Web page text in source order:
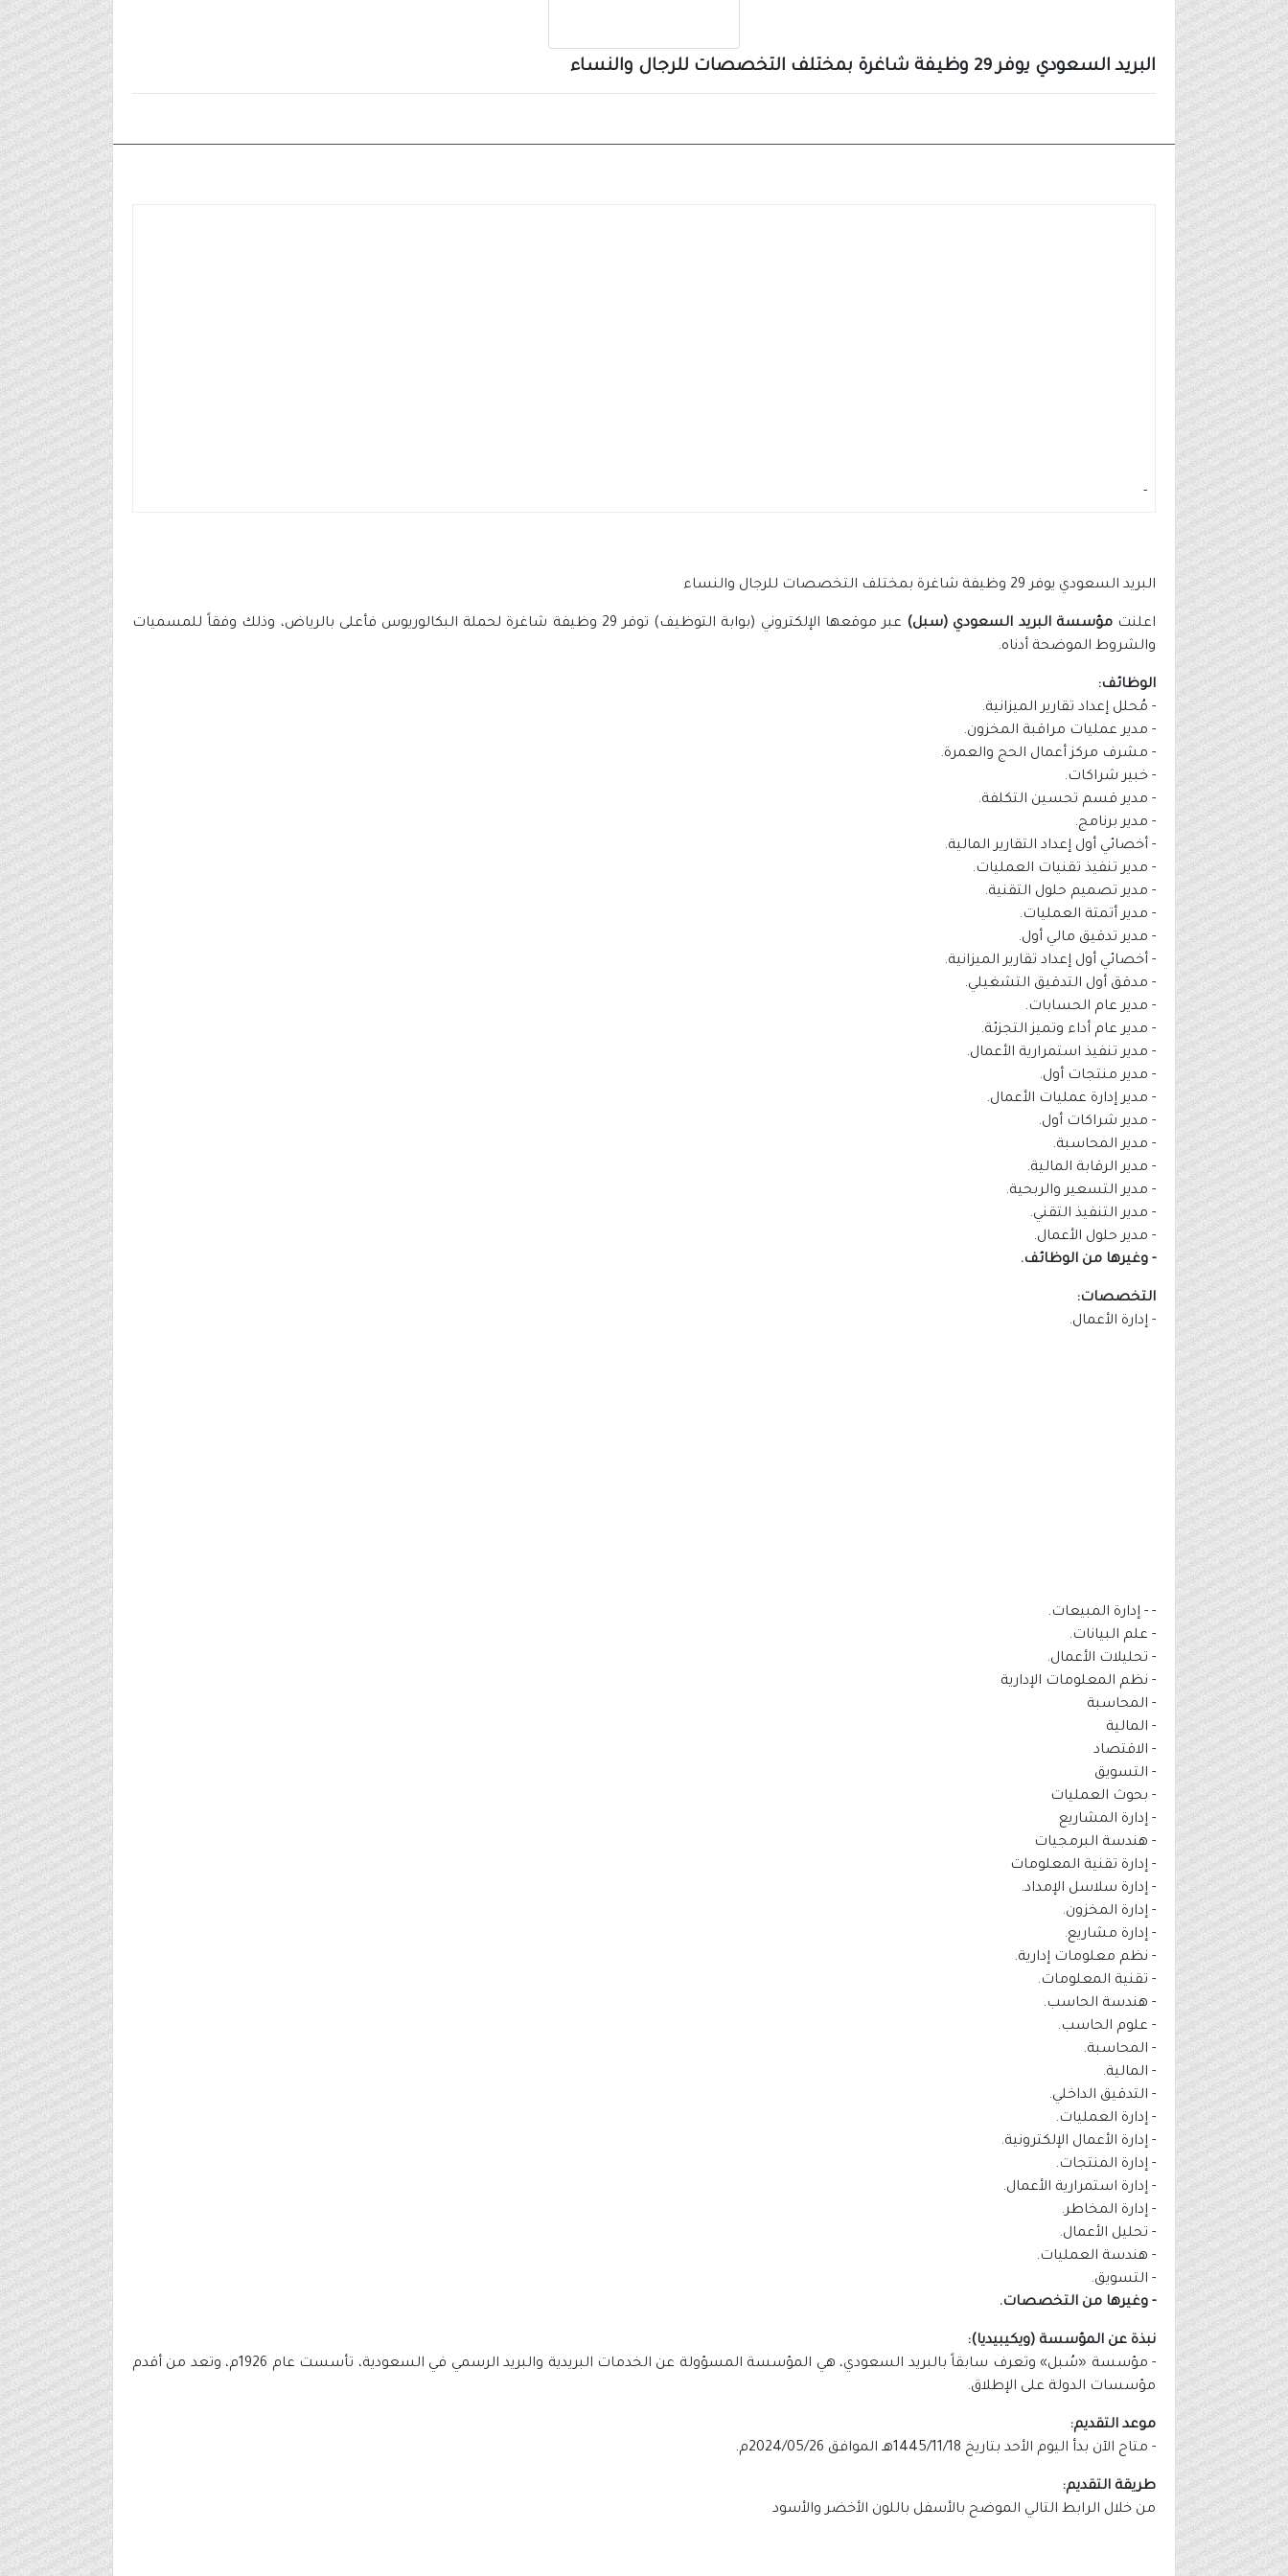
البريد السعودي يوفر 29 وظيفة شاغرة بمختلف التخصصات للرجال والنساء
-
البريد السعودي يوفر 29 وظيفة شاغرة بمختلف التخصصات للرجال والنساء
اعلنتمؤسسة البريد السعودي (سبل)
عبر موقعها الإلكتروني (بوابة التوظيف) توفر 29 وظيفة شاغرة لحملة البكالوريوس فأعلى بالرياض، وذلك وفقاً للمسميات
والشروط الموضحة أدناه.
الوظائف:
- مُحلل إعداد تقارير الميزانية.
- مدير عمليات مراقبة المخزون.
- مشرف مركز أعمال الحج والعمرة.
- خبير شراكات.
- مدير قسم تحسين التكلفة.
- مدير برنامج.
- أخصائي أول إعداد التقارير المالية.
- مدير تنفيذ تقنيات العمليات.
- مدير تصميم حلول التقنية.
- مدير أتمتة العمليات.
- مدير تدقيق مالي أول.
- أخصائي أول إعداد تقارير الميزانية.
- مدقق أول التدقيق التشغيلي.
- مدير عام الحسابات.
- مدير عام أداء وتميز التجزئة.
- مدير تنفيذ استمرارية الأعمال.
- مدير منتجات أول.
- مدير إدارة عمليات الأعمال.
- مدير شراكات أول.
- مدير المحاسبة.
- مدير الرقابة المالية.
- مدير التسعير والربحية.
- مدير التنفيذ التقني.
- مدير حلول الأعمال.
- وغيرها من الوظائف.
التخصصات:
- إدارة الأعمال.
- - إدارة المبيعات.
- علم البيانات.
- تحليلات الأعمال.
- نظم المعلومات الإدارية
- المحاسبة
- المالية
- الاقتصاد
- التسويق
- بحوث العمليات
- إدارة المشاريع
- هندسة البرمجيات
- إدارة تقنية المعلومات
- إدارة سلاسل الإمداد.
- إدارة المخزون.
- إدارة مشاريع.
- نظم معلومات إدارية.
- تقنية المعلومات.
- هندسة الحاسب.
- علوم الحاسب.
- المحاسبة.
- المالية.
- التدقيق الداخلي.
- إدارة العمليات.
- إدارة الأعمال الإلكترونية.
- إدارة المنتجات.
- إدارة استمرارية الأعمال.
- إدارة المخاطر.
- تحليل الأعمال.
- هندسة العمليات.
- التسويق.
- وغيرها من التخصصات.
نبذة عن المؤسسة (ويكيبيديا):
- مؤسسة «سُبل» وتعرف سابقاً بالبريد السعودي، هي المؤسسة المسؤولة عن الخدمات البريدية والبريد الرسمي في السعودية، تأسست عام 1926م، وتعد من أقدم
مؤسسات الدولة على الإطلاق.
موعد التقديم:
- متاح الآن بدأ اليوم الأحد بتاريخ 1445/11/18هـ الموافق 2024/05/26م.
طريقة التقديم:
من خلال الرابط التالي الموضح بالأسفل باللون الأخضر والأسود